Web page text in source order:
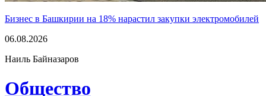
Бизнес в Башкирии на 18% нарастил закупки электромобилей
06.08.2026
Наиль Байназаров
Общество